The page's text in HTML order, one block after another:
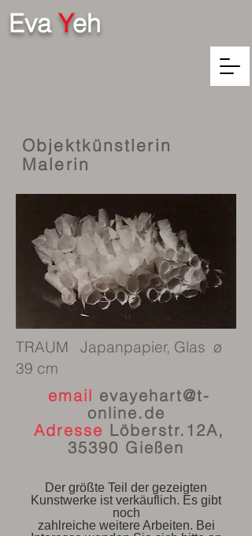
Eva Yeh
Objektkünstlerin
Malerin
TRAUM Japanpapier, Glas ø
39 cm
email evayehart@t-
online.de
Adresse Löberstr.12A,
35390 Gießen
Der größte Teil der gezeigten
Kunstwerke ist verkäuflich. Es gibt
noch
zahlreiche weitere Arbeiten. Bei